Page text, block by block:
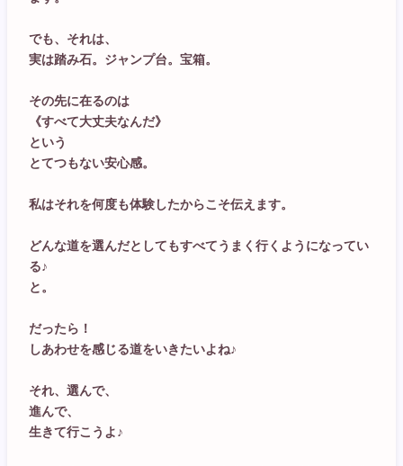
でも、それは、
実は踏み石。ジャンプ台。宝箱。
その先に在るのは
《すべて大丈夫なんだ》
という
とてつもない安心感。
私はそれを何度も体験したからこそ伝えます。
どんな道を選んだとしてもすべてうまく行くようになってい
る♪
と。
だったら！
しあわせを感じる道をいきたいよね♪
それ、選んで、
進んで、
生きて行こうよ♪